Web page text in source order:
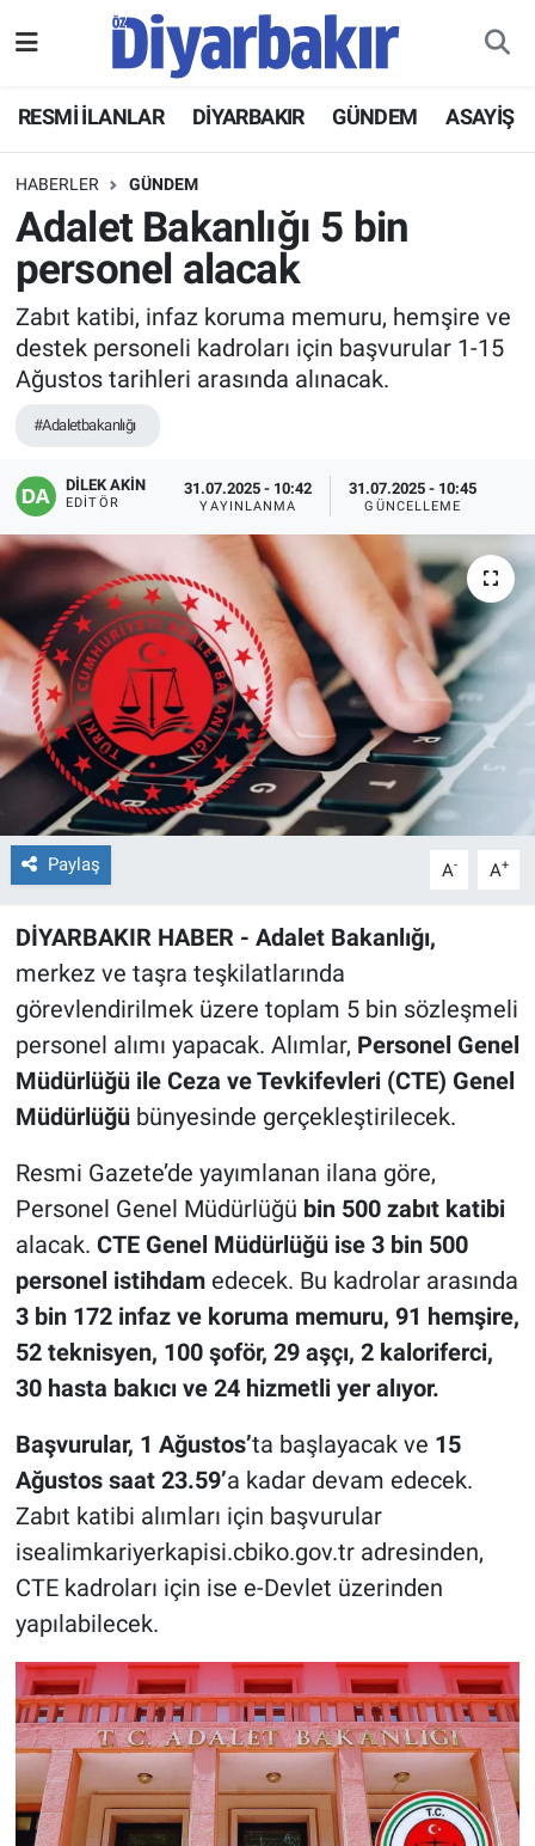
RESMİ İLANLAR DİYARBAKIR GÜNDEM ASAYİŞ
HABERLER GÜNDEM
Adalet Bakanlığı 5 bin
personel alacak
Zabıt katibi, infaz koruma memuru, hemşire ve
destek personeli kadroları için başvurular 1-15
Ağustos tarihleri arasında alınacak.
#Adaletbakanlığı
DİLEK AKİN
EDITÖR
31.07.2025 - 10:42
YAYINLANMA
31.07.2025 - 10:45
GÜNCELLEME
Paylaş A- A+
DİYARBAKIR HABER - Adalet Bakanlığı,
merkez ve taşra teşkilatlarında
görevlendirilmek üzere toplam 5 bin sözleşmeli
personel alımı yapacak. Alımlar, Personel Genel
Müdürlüğü ile Ceza ve Tevkifevleri (CTE) Genel
Müdürlüğübünyesinde gerçekleştirilecek.
Resmi Gazete’de yayımlanan ilana göre,
Personel Genel Müdürlüğü bin 500 zabıt katibi
alacak. CTE Genel Müdürlüğü ise 3 bin 500
personel istihdamedecek. Bu kadrolar arasında
3 bin 172 infaz ve koruma memuru, 91 hemşire,
52 teknisyen, 100 şoför, 29 aşçı, 2 kaloriferci,
30 hasta bakıcı ve 24 hizmetli yer alıyor.
Başvurular, 1 Ağustos’ta başlayacak ve 15
Ağustos saat 23.59’a kadar devam edecek.
Zabıt katibi alımları için başvurular
isealimkariyerkapisi.cbiko.gov.tr adresinden,
CTE kadroları için ise e-Devlet üzerinden
yapılabilecek.
ASAYİŞ
DİYARBAKIR
EKONOMİ
GÜNDEM
BÖLGE
KÜLTÜR SANAT
EĞİTİM
ÖZEL HABER
POLİTİKA
SAĞLIK
SPOR
TEKNOLOJİ
Hava Durumu
Namaz Vakitleri
Trafik Durumu
Süper Lig Puan Durumu ve Fikstür
Tüm Manşetler